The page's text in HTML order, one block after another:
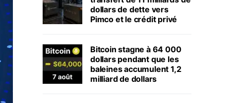
dollars de dette vers
Pimco et le crédit privé
Bitcoin stagne à 64 000
dollars pendant que les
baleines accumulent 1,2
milliard de dollars